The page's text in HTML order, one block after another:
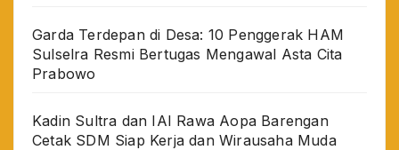
Garda Terdepan di Desa: 10 Penggerak HAM
Sulselra Resmi Bertugas Mengawal Asta Cita
Prabowo
Kadin Sultra dan IAI Rawa Aopa Barengan
Cetak SDM Siap Kerja dan Wirausaha Muda